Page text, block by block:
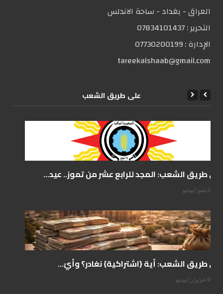
العراق - بغداد - ساحة الاندلس
التحریر :07834101437
الإدارة :07730200199
tareekalshaab@gmail.com
علی طریق الشعب
على طريق الشعب: المجد للرابع عشر من تموز.. عيد...
14 تموز/يوليو
على طريق الشعب: أية {اشتراكية} نغادر؟ وأيّ...
07 حزيران/يونيو